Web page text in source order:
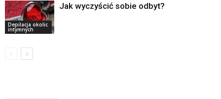
Depilacja okolic
intymnych
Jak wyczyścić sobie odbyt?